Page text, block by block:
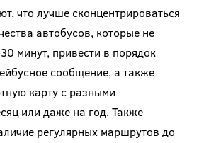
что лучше сконцентрироваться
автобусов, которые не
минут, привести в порядок
сообщение, а также
карту с разными
или даже на год. Также
регулярных маршрутов до